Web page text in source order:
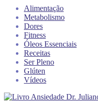
Alimentação
Metabolismo
Dores
Fitness
Óleos Essenciais
Receitas
Ser Pleno
Glúten
Vídeos